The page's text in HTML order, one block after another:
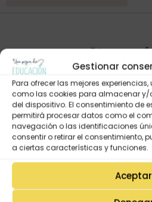
Gestionar
Para ofrecer las mejores
como las cookies para almacenar
del dispositivo. El consentimiento de
permitirá procesar datos como el
navegación o las identificaciones
consentir o retirar el consentimiento,
a ciertas características y funciones.
Aceptar
Mi Cuenta
Lista de
Mi Perfil